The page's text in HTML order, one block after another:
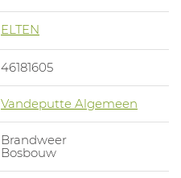
ELTEN
46181605
Vandeputte Algemeen
Brandweer
Bosbouw